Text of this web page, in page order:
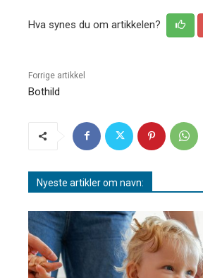
Hva synes du om artikkelen?
Forrige artikkel
Bothild
Nyeste artikler om navn: